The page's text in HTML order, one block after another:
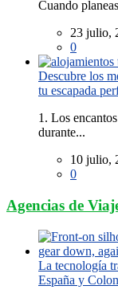
Cuando
23 julio,
0
Descubre los
tu escapada
1. Los
durante...
10 julio,
0
Agencias de
La tecnología
España y